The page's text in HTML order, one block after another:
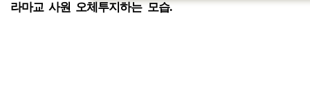
라마교 사원 오체투지하는 모습.